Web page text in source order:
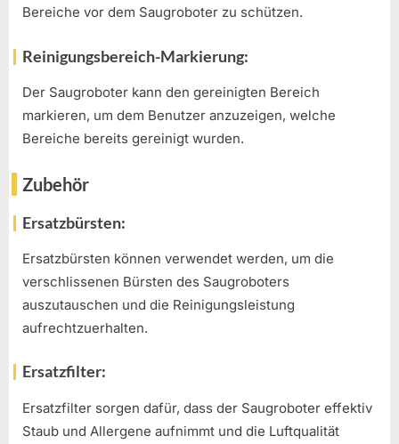
Bereiche vor dem Saugroboter zu schützen.
Reinigungsbereich-Markierung:
Der Saugroboter kann den gereinigten Bereich
markieren, um dem Benutzer anzuzeigen, welche
Bereiche bereits gereinigt wurden.
Zubehör
Ersatzbürsten:
Ersatzbürsten können verwendet werden, um die
verschlissenen Bürsten des Saugroboters
auszutauschen und die Reinigungsleistung
aufrechtzuerhalten.
Ersatzfilter:
Ersatzfilter sorgen dafür, dass der Saugroboter effektiv
Staub und Allergene aufnimmt und die Luftqualität